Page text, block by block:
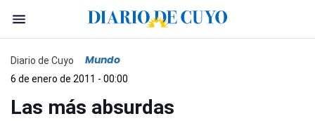
Diario de Cuyo Mundo
6 de enero de 2011 - 00:00
Las más absurdas